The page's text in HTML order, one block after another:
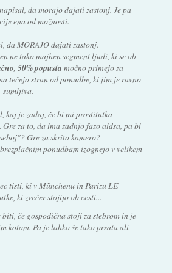
da morajo dajati zastonj. Je pa
ena od možnosti.
da MORAJO dajati zastonj.
ne tako majhen segment ljudi, ki se ob
50% popusta močno primejo za
tečejo stran od ponudbe, ki jim je ravno
sumljiva.
kaj je zadaj, če bi mi prostitutka
za to, da ima zadnjo fazo aidsa, pa bi
Gre za skrito kamero?
ponudbam izognejo v velikem
tisti, ki v Münchenu in Parizu LE
ki zvečer stojijo ob cesti...
če gospodična stoji za stebrom in je
kotom. Pa je lahko še tako prsata ali